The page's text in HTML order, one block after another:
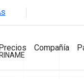
Compañía